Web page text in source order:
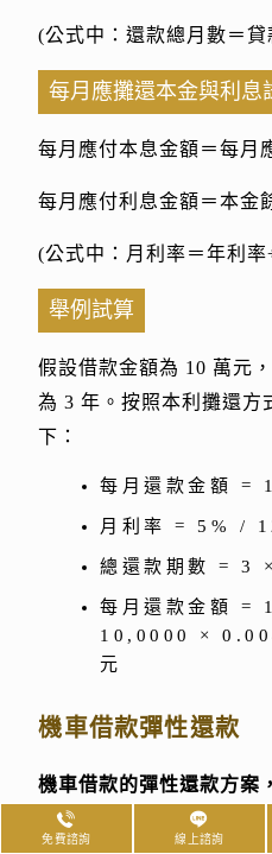
(公式中：還款總月數＝貸
每月應攤還本金與利息
每月應付本息金額＝每月
每月應付利息金額＝本金
(公式中：月利率＝年利率
舉例試算
假設借款金額為 10 萬元
為 3 年。按照本利攤還方
下：
每月還款金額 =
月利率 = 5% /
總還款期數 = 3
每月還款金額 =
10,0000 ×
元
機車借款彈性還款
機車借款的彈性還款方案
錢，以剩餘未償還的本金
免費諮詢 線上諮詢